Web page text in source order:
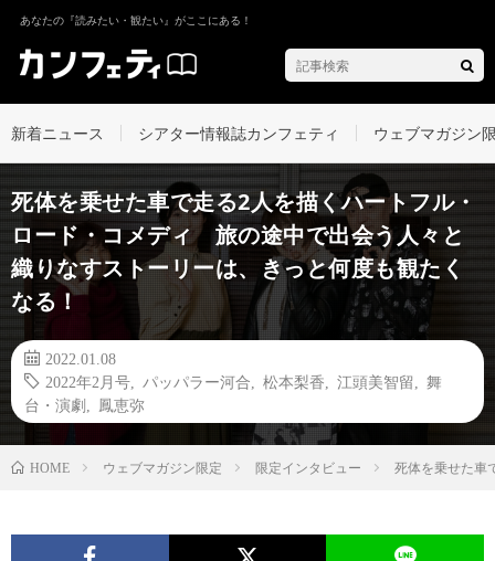
あなたの『読みたい・観たい』がここにある！
新着ニュース シアター情報誌カンフェティ ウェブマガジン
死体を乗せた車で走る2人を描くハートフル・
ロード・コメディ 旅の途中で出会う人々と
織りなすストーリーは、きっと何度も観たく
なる！
2022.01.08
2022年2月号
パッパラー河合 松本梨香 江頭美智留
舞
台・演劇
鳳恵弥
HOME ウェブマガジン限定 限定インタビュー 死体を乗せた車